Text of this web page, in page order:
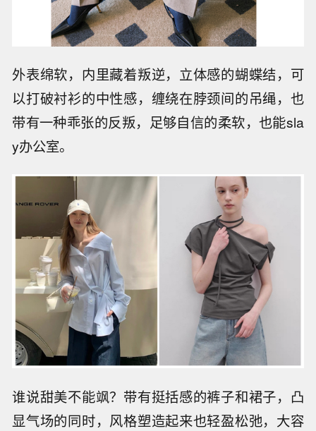
外表绵软，内里藏着叛逆，立体感的蝴蝶结，可
以打破衬衫的中性感，缠绕在脖颈间的吊绳，也
带有一种乖张的反叛，足够自信的柔软，也能sla
y办公室。
谁说甜美不能飒？带有挺括感的裤子和裙子，凸
显气场的同时，风格塑造起来也轻盈松弛，大容